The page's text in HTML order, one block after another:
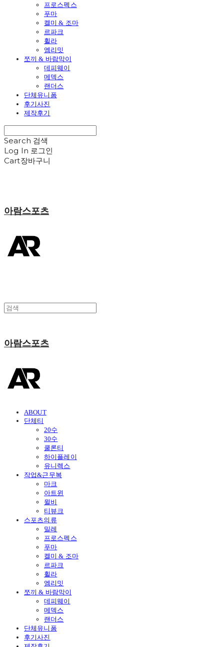
프로스펙스
푸마
켈미 & 조마
르파크
휠라
엠리밋
쪼끼 & 바람막이
데피웨이
메덱스
랜더스
단체유니폼
후기사진
제작후기
Search 검색
Log In 로그인
Cart장바구니
아람스포츠
아람스포츠
ABOUT
단체티
20수
30수
쿨론티
하이플레이
유니렉스
작업&근무복
마크
아트윈
윌비
티뷰크
스포츠의류
밀레
프로스펙스
푸마
켈미 & 조마
르파크
휠라
엠리밋
쪼끼 & 바람막이
데피웨이
메덱스
랜더스
단체유니폼
후기사진